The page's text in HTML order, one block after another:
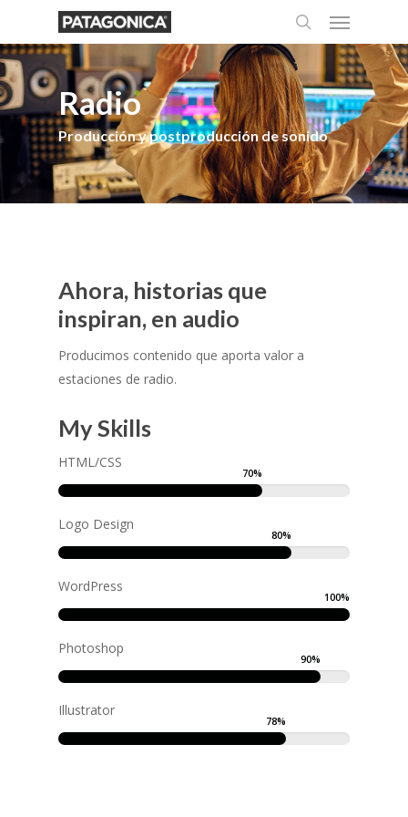
main
content
search
Menu
Radio
Producción y postproducción de sonido
Ahora, historias que
inspiran, en audio
Producimos contenido que aporta valor a
estaciones de radio.
My Skills
HTML/CSS
70%
Logo Design
80%
WordPress
100%
Photoshop
90%
Illustrator
78%